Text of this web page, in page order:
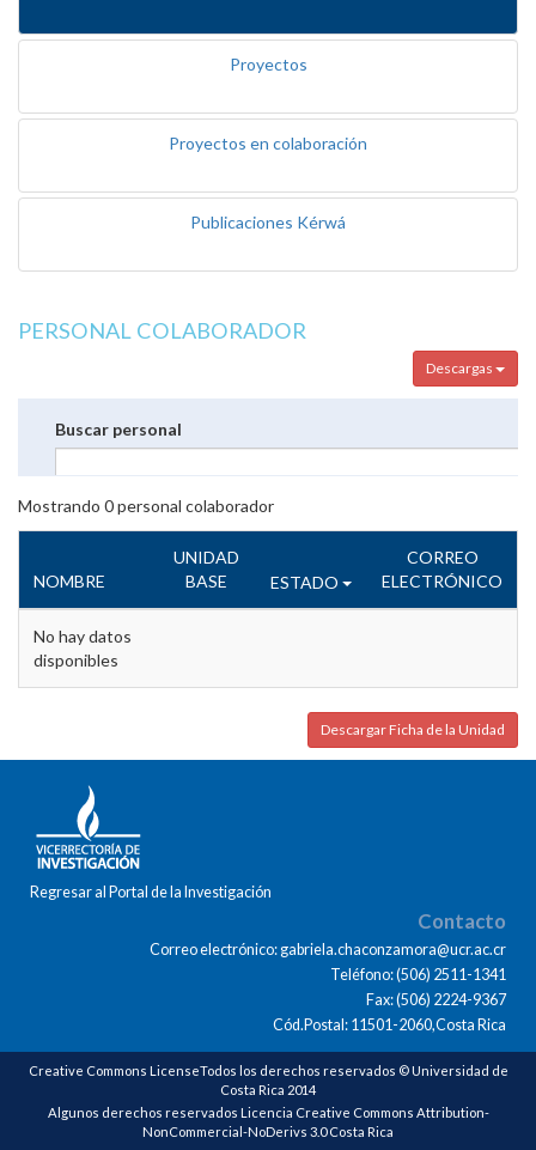
Proyectos
Proyectos en colaboración
Publicaciones Kérwá
PERSONAL COLABORADOR
Descargas
Buscar personal
Mostrando 0personal colaborador
NOMBRE
UNIDAD
BASE
ESTADO
CORREO
ELECTRÓNICO
No hay datos
disponibles
Descargar Ficha de la Unidad
Regresar al Portal de la Investigación
Contacto
Correo electrónico: gabriela.chaconzamora@ucr.ac.cr
Teléfono: (506) 2511-1341
Fax: (506) 2224-9367
Cód.Postal: 11501-2060,Costa Rica
Creative Commons LicenseTodos los derechos reservados © Universidad de
Costa Rica 2014
Algunos derechos reservados Licencia Creative Commons Attribution-
NonCommercial-NoDerivs 3.0 Costa Rica